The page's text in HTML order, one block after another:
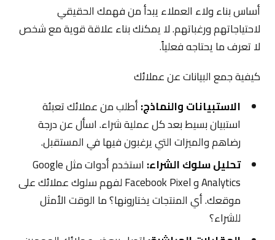
أساس بناء ولاء العملاء يبدأ من فهمك الحقيقي
لاحتياجاتهم ورغباتهم. لا يمكنك بناء علاقة قوية مع شخص
لا تعرف ما يحتاجه فعلياً.
كيفية جمع البيانات عن عملائك
الاستبيانات والنماذج:أطلب من عملائك تعبئة
استبيان بسيط بعد كل عملية شراء. اسأل عن درجة
رضاهم والميزات التي يرغبون فيها في المستقبل.
تحليل سلوك الشراء:
استخدم أدوات مثل Google
Analytics و Facebook Pixel لفهم سلوك عملائك على
موقعك. أي المنتجات يختارونها؟ ما الوقت الأمثل
للشراء؟